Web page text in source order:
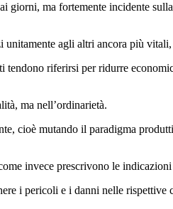
giorni, ma fortemente incidente
agli altri ancora più
riferirsi per ridurre
ma nell’ordinarietà.
cioè mutando il paradigma
invece prescrivono le indicazioni
i pericoli e i danni nelle rispettive